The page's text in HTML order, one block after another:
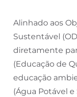
Alinhado aos
Sustentável
diretamente
(Educação de
educação
(Água Potável